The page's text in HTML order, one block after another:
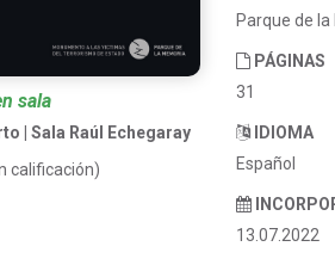
sala
| Sala Raúl Echegaray
calificación)
Parque de
PÁGINAS
31
IDIOMA
Español
13.07.2022